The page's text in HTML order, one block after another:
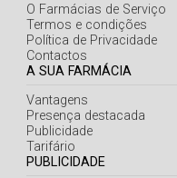
O Farmácias de Serviço
Termos e condições
Política de Privacidade
Contactos
A SUA FARMÁCIA
Vantagens
Presença destacada
Publicidade
Tarifário
PUBLICIDADE